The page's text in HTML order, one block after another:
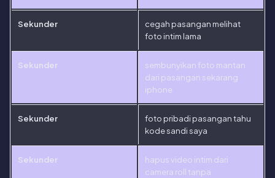
Sekunder
cegah pasangan melihat
foto intim lama
Sekunder
sembunyikan foto mantan
dari pasangan sekarang
iphone
Sekunder
foto pribadi pasangan tahu
kode sandi saya
Sekunder
hapus video intim dari
camera roll tanpa